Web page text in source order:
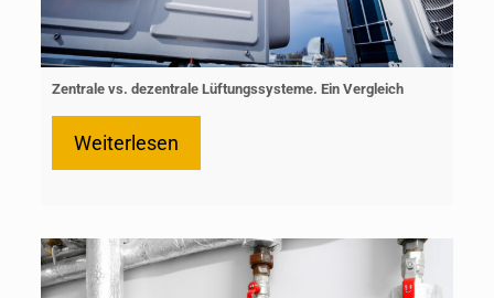
Zentrale vs. dezentrale Lüftungssysteme. Ein Vergleich
Weiterlesen